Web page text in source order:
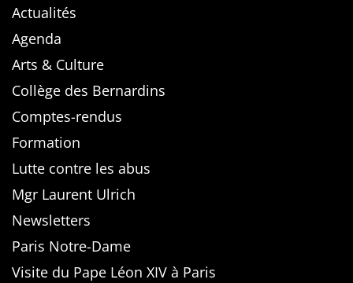
Actualités
Agenda
Arts & Culture
Collège des Bernardins
Comptes-rendus
Formation
Lutte contre les abus
Mgr Laurent Ulrich
Newsletters
Paris Notre-Dame
Visite du Pape Léon XIV à Paris